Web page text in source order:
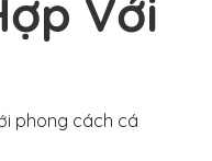
Với
phong cách cá